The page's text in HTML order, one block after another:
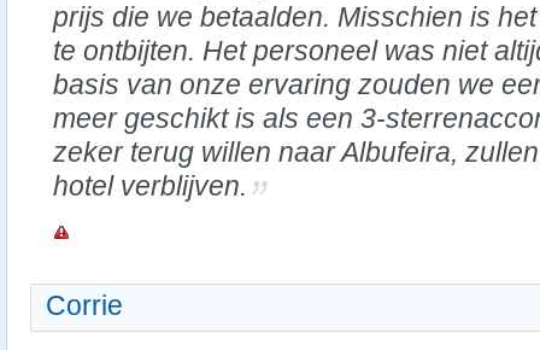
prijs die we betaalden. Misschien is
te ontbijten. Het personeel was niet
basis van onze ervaring zouden we
meer geschikt is als een 3-
zeker terug willen naar Albufeira,
hotel verblijven.
Corrie